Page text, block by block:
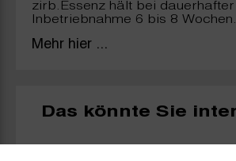
zirb.Essenz hält bei dauerhafter
Inbetriebnahme 6 bis 8 Wochen.
Mehr hier ...
Das könnte Sie